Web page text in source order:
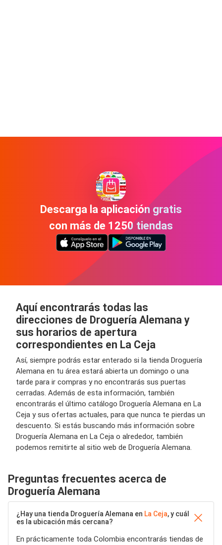
Descarga la aplicación gratis
con más de 1250 tiendas
Aquí encontrarás todas las
direcciones de Droguería Alemana y
sus horarios de apertura
correspondientes en La Ceja
Así, siempre podrás estar enterado si la tienda Droguería
Alemana en tu área estará abierta un domingo o una
tarde para ir compras y no encontrarás sus puertas
cerradas. Además de esta información, también
encontrarás el último catálogo Droguería Alemana en La
Ceja y sus ofertas actuales, para que nunca te pierdas un
descuento. Si estás buscando más información sobre
Droguería Alemana en La Ceja o alrededor, también
podemos remitirte al sitio web de Droguería Alemana.
Preguntas frecuentes acerca de
Droguería Alemana
¿Hay una tienda Droguería Alemana en La Ceja, y cuál
es la ubicación más cercana?
En prácticamente toda Colombia encontrarás tiendas de